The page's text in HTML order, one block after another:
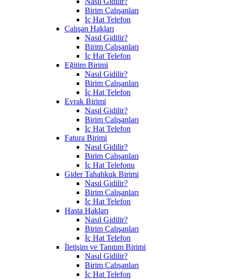
Birim Çalışanları
İç Hat Telefon
Çalışan Hakları
Nasıl Gidilir?
Birim Çalışanları
İç Hat Telefon
Eğitim Birimi
Nasıl Gidilir?
Birim Çalışanları
İç Hat Telefon
Evrak Birimi
Nasıl Gidilir?
Birim Çalışanları
İç Hat Telefon
Fatura Birimi
Nasıl Gidilir?
Birim Çalışanları
İç Hat Telefonu
Gider Tahahkuk Birimi
Nasıl Gidilir?
Birim Çalışanları
İç Hat Telefon
Hasta Hakları
Nasıl Gidilir?
Birim Çalışanları
İç Hat Telefon
İletişim ve Tanıtım Birimi
Nasıl Gidilir?
Birim Çalışanları
İç Hat Telefon